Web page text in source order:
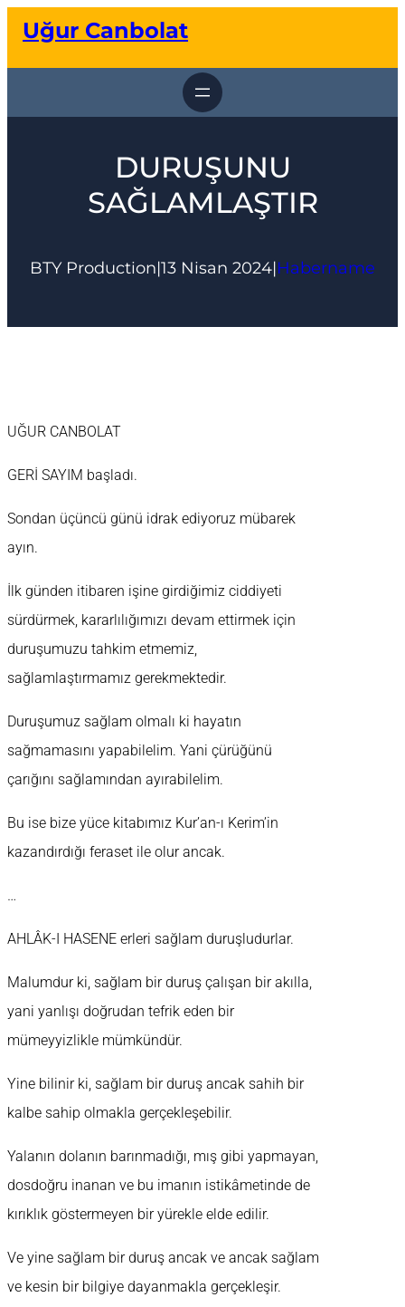
geçUğur Canbolat
DURUŞUNU
SAĞLAMLAŞTIR
BTY Production|13 Nisan 2024|Habername
UĞUR CANBOLAT
GERİ SAYIM başladı.
Sondan üçüncü günü idrak ediyoruz mübarek
ayın.
İlk günden itibaren işine girdiğimiz ciddiyeti
sürdürmek, kararlılığımızı devam ettirmek için
duruşumuzu tahkim etmemiz,
sağlamlaştırmamız gerekmektedir.
Duruşumuz sağlam olmalı ki hayatın
sağmamasını yapabilelim. Yani çürüğünü
çarığını sağlamından ayırabilelim.
Bu ise bize yüce kitabımız Kur’an-ı Kerim’in
kazandırdığı feraset ile olur ancak.
…
AHLÂK-I HASENE erleri sağlam duruşludurlar.
Malumdur ki, sağlam bir duruş çalışan bir akılla,
yani yanlışı doğrudan tefrik eden bir
mümeyyizlikle mümkündür.
Yine bilinir ki, sağlam bir duruş ancak sahih bir
kalbe sahip olmakla gerçekleşebilir.
Yalanın dolanın barınmadığı, mış gibi yapmayan,
dosdoğru inanan ve bu imanın istikâmetinde de
kırıklık göstermeyen bir yürekle elde edilir.
Ve yine sağlam bir duruş ancak ve ancak sağlam
ve kesin bir bilgiye dayanmakla gerçekleşir.